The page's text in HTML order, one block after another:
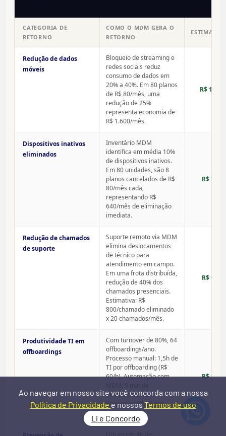
Ao navegar em nosso site você concorda com a nossa
Política de Privacidade e nossos Termos de uso
Li e Concordo
CATEGORIA DE
RETORNO
COMO O MDM GERA O
RETORNO
Redução de dados
móveis
Bloqueio de streaming e
redes sociais reduz
consumo de dados em
20% a 40%. Em 80 planos
de R$ 80/mês, uma
redução de 25%
representa economia de
R$ 1.600/mês.
R$
Dispositivos inativos
eliminados
Inventário MDM
identifica em média 10%
de dispositivos inativos.
Em 80 unidades, são 8
planos cancelados de R$
80/mês cada,
representando R$
640/mês de eliminação
imediata.
R$
Redução de chamados
de suporte
Suporte remoto via MDM
elimina deslocamentos
de técnico para
atendimento em campo.
Em uma frota distribuída,
redução de 40% dos
chamados presenciais.
Estimativa: R$
800/chamado eliminado
x 20 chamados/mês.
R$
Produtividade TI em
offboardings
Com turnover de 80%, 64
offboardings/ano.
Processo manual: 1,5h de
TI por offboarding (R$
60/h). Automação com
monitoramento.
Economia: R$ 90 por
evento.
R$